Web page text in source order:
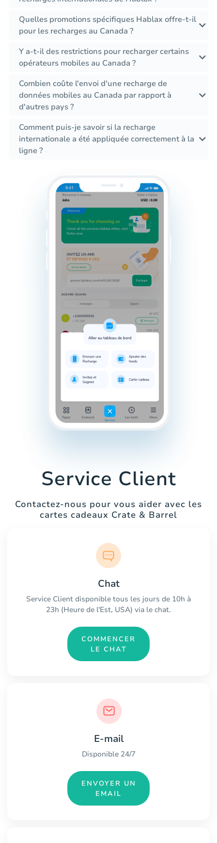
Quelles promotions spécifiques Hablax offre-t-il
pour les recharges au Canada ?
Y a-t-il des restrictions pour recharger certains
opérateurs mobiles au Canada ?
Combien coûte l'envoi d'une recharge de
données mobiles au Canada par rapport à
d'autres pays ?
Comment puis-je savoir si la recharge
internationale a été appliquée correctement à la
ligne ?
Service Client
Contactez-nous pour vous aider avec les
cartes cadeaux Crate & Barrel
Chat
Service Client disponible tous les jours de 10h à
23h (Heure de l'Est, USA) via le chat.
COMMENCER
LE CHAT
E-mail
Disponible 24/7
ENVOYER UN
EMAIL